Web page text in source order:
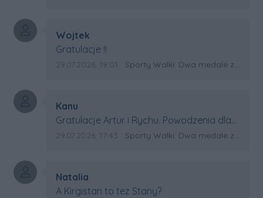
Autor komentarza:
Wojtek
Treść komentarza:
Gratulacje !!
Data dodania komentarza:
29.07.2026, 19:01 Źródło komentarza:
Sporty Walki: Dwa medale za oceanem
Autor komentarza:
Kanu
Treść komentarza:
Gratulacje Artur i Rychu. Powodzenia dla
Kirgistanu.
Data dodania komentarza:
29.07.2026, 17:43 Źródło komentarza:
Sporty Walki: Dwa medale za oceanem
Autor komentarza:
Natalia
Treść komentarza:
A Kirgistan to tez Stany?